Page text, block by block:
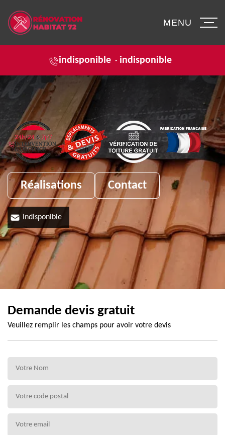
indisponible - indisponible
MENU
Réalisations Contact
indisponible
Demande devis gratuit
Veuillez remplir les champs pour avoir votre devis